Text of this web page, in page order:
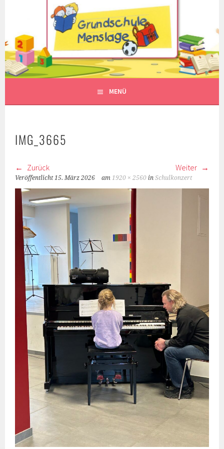
MENÜ
IMG_3665
Zurück Weiter
Veröffentlicht15. März 2026 am 1920 × 2560 inSchulkonzert